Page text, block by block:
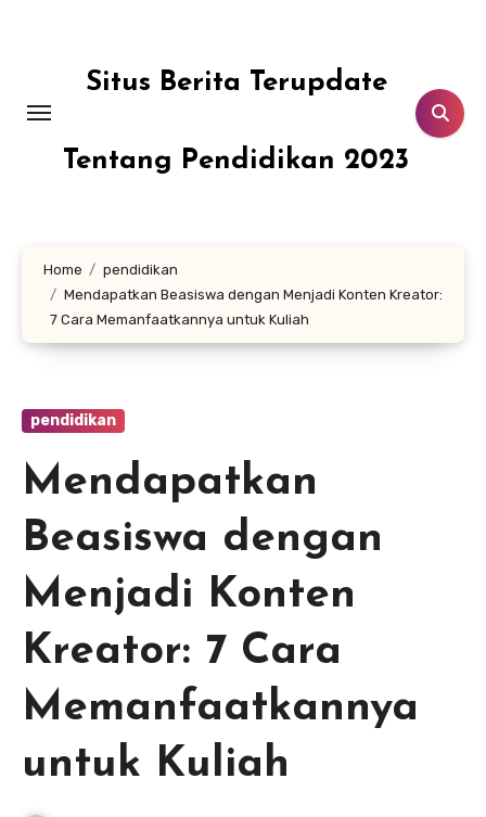
Situs Berita Terupdate
Tentang Pendidikan 2023
Home
pendidikan
Mendapatkan Beasiswa dengan Menjadi Konten Kreator:
7 Cara Memanfaatkannya untuk Kuliah
pendidikan
Mendapatkan
Beasiswa dengan
Menjadi Konten
Kreator: 7 Cara
Memanfaatkannya
untuk Kuliah